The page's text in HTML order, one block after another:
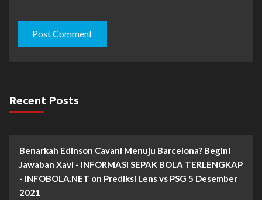
Recent Posts
Benarkah Edinson Cavani Menuju Barcelona? Begini
Jawaban Xavi - INFORMASI SEPAK BOLA TERLENGKAP
- INFOBOLA.NET on Prediksi Lens vs PSG 5 Desember
2021